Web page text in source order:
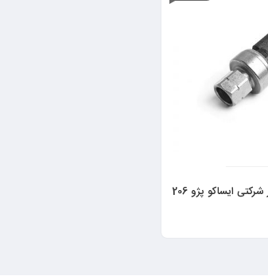
کلید سه کاره کولر شرکتی ایساکو پژو 206